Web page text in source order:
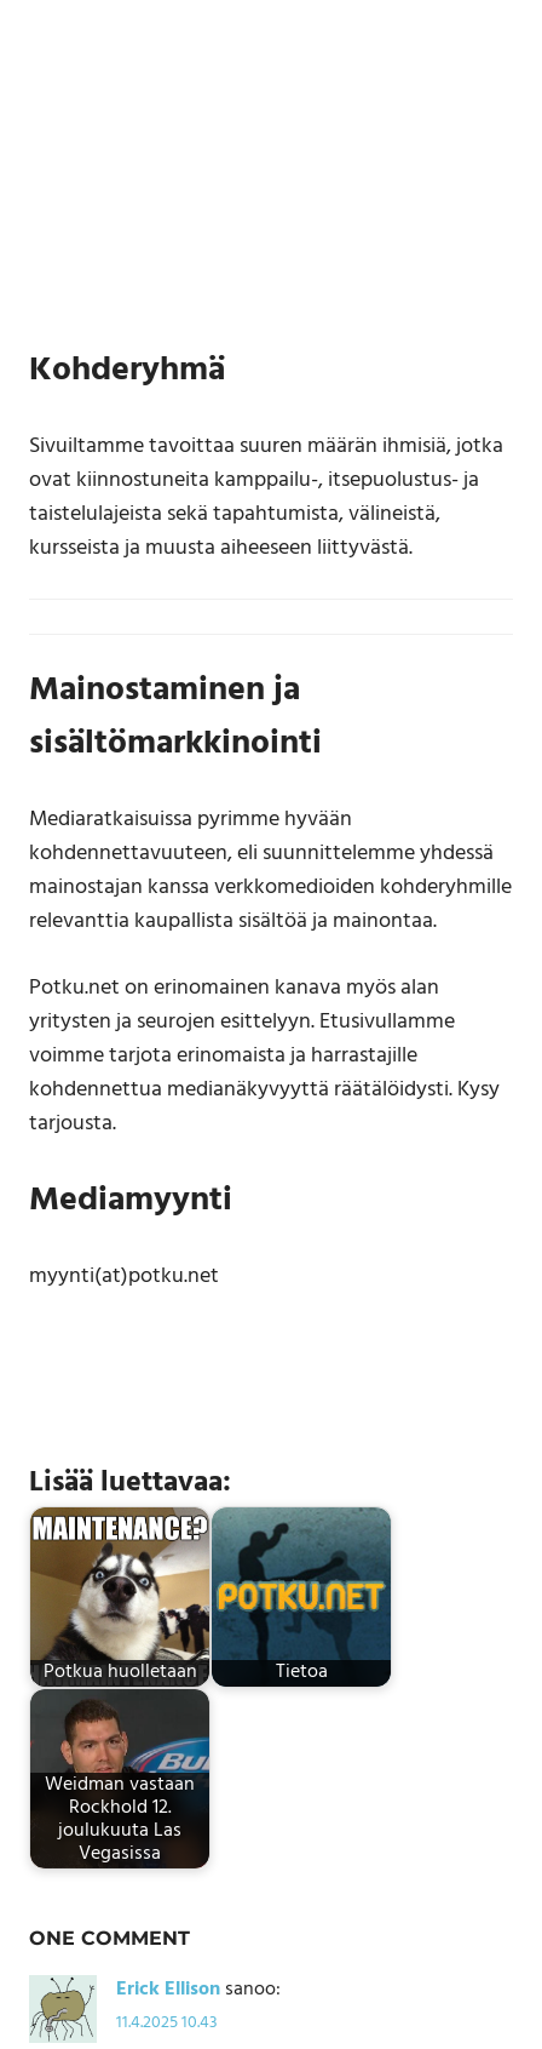
Kohderyhmä
Sivuiltamme tavoittaa suuren määrän ihmisiä, jotka
ovat kiinnostuneita kamppailu-, itsepuolustus- ja
taistelulajeista sekä tapahtumista, välineistä,
kursseista ja muusta aiheeseen liittyvästä.
Mainostaminen ja
sisältömarkkinointi
Mediaratkaisuissa pyrimme hyvään
kohdennettavuuteen, eli suunnittelemme yhdessä
mainostajan kanssa verkkomedioiden kohderyhmille
relevanttia kaupallista sisältöä ja mainontaa.
Potku.net on erinomainen kanava myös alan
yritysten ja seurojen esittelyyn. Etusivullamme
voimme tarjota erinomaista ja harrastajille
kohdennettua medianäkyvyyttä räätälöidysti. Kysy
tarjousta.
Mediamyynti
myynti(at)potku.net
Lisää luettavaa:
Potkua huolletaan Tietoa
Weidman vastaan
Rockhold 12.
joulukuuta Las
Vegasissa
ONE COMMENT
Erick Ellisonsanoo:
11.4.2025 10.43